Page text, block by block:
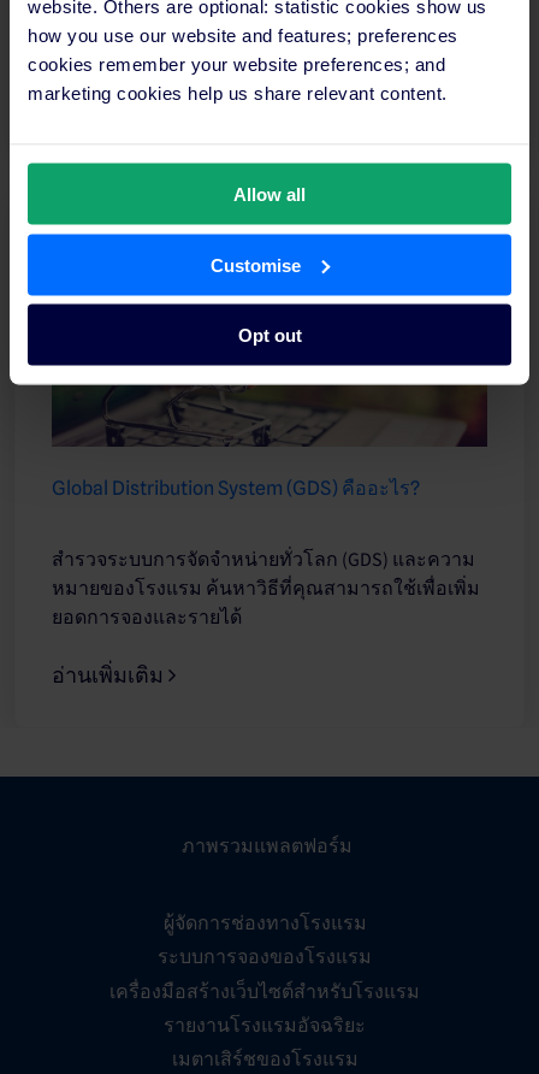
website. Others are optional: statistic cookies show us
how you use our website and features; preferences
cookies remember your website preferences; and
marketing cookies help us share relevant content.
Allow all
Customise
Opt out
บริการท่องเที่ยวระดับโลก ที่จะช่วยเพิ่มยอดจองและ
รายได้ให้กับโรงแรมของคุณ
Global Distribution System (GDS) คืออะไร?
สำรวจระบบการจัดจำหน่ายทั่วโลก (GDS) และความ
หมายของโรงแรม ค้นหาวิธีที่คุณสามารถใช้เพื่อเพิ่ม
ยอดการจองและรายได้
อ่านเพิ่มเติม
ภาพรวมแพลตฟอร์ม
ผู้จัดการช่องทางโรงแรม
ระบบการจองของโรงแรม
เครื่องมือสร้างเว็บไซต์สำหรับโรงแรม
รายงานโรงแรมอัจฉริยะ
เมตาเสิร์ชของโรงแรม